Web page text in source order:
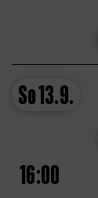
So13.9.
16:00